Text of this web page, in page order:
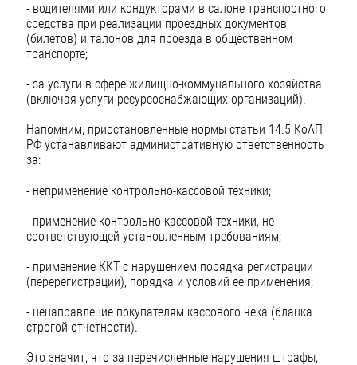
- водителями или кондукторами в салоне транспортного
средства при реализации проездных документов
(билетов) и талонов для проезда в общественном
транспорте;
- за услуги в сфере жилищно-коммунального хозяйства
(включая услуги ресурсоснабжающих организаций).
Напомним, приостановленные нормы статьи 14.5 КоАП
РФ устанавливают административную ответственность
за:
- неприменение контрольно-кассовой техники;
- применение контрольно-кассовой техники, не
соответствующей установленным требованиям;
- применение ККТ с нарушением порядка регистрации
(перерегистрации), порядка и условий ее применения;
- ненаправление покупателям кассового чека (бланка
строгой отчетности).
Это значит, что за перечисленные нарушения штрафы,